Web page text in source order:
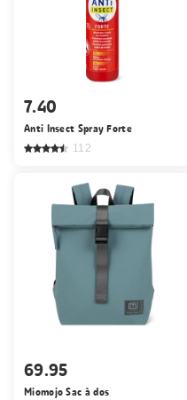
7.40
Anti Insect Spray Forte
112
69.95
Miomojo Sac à dos